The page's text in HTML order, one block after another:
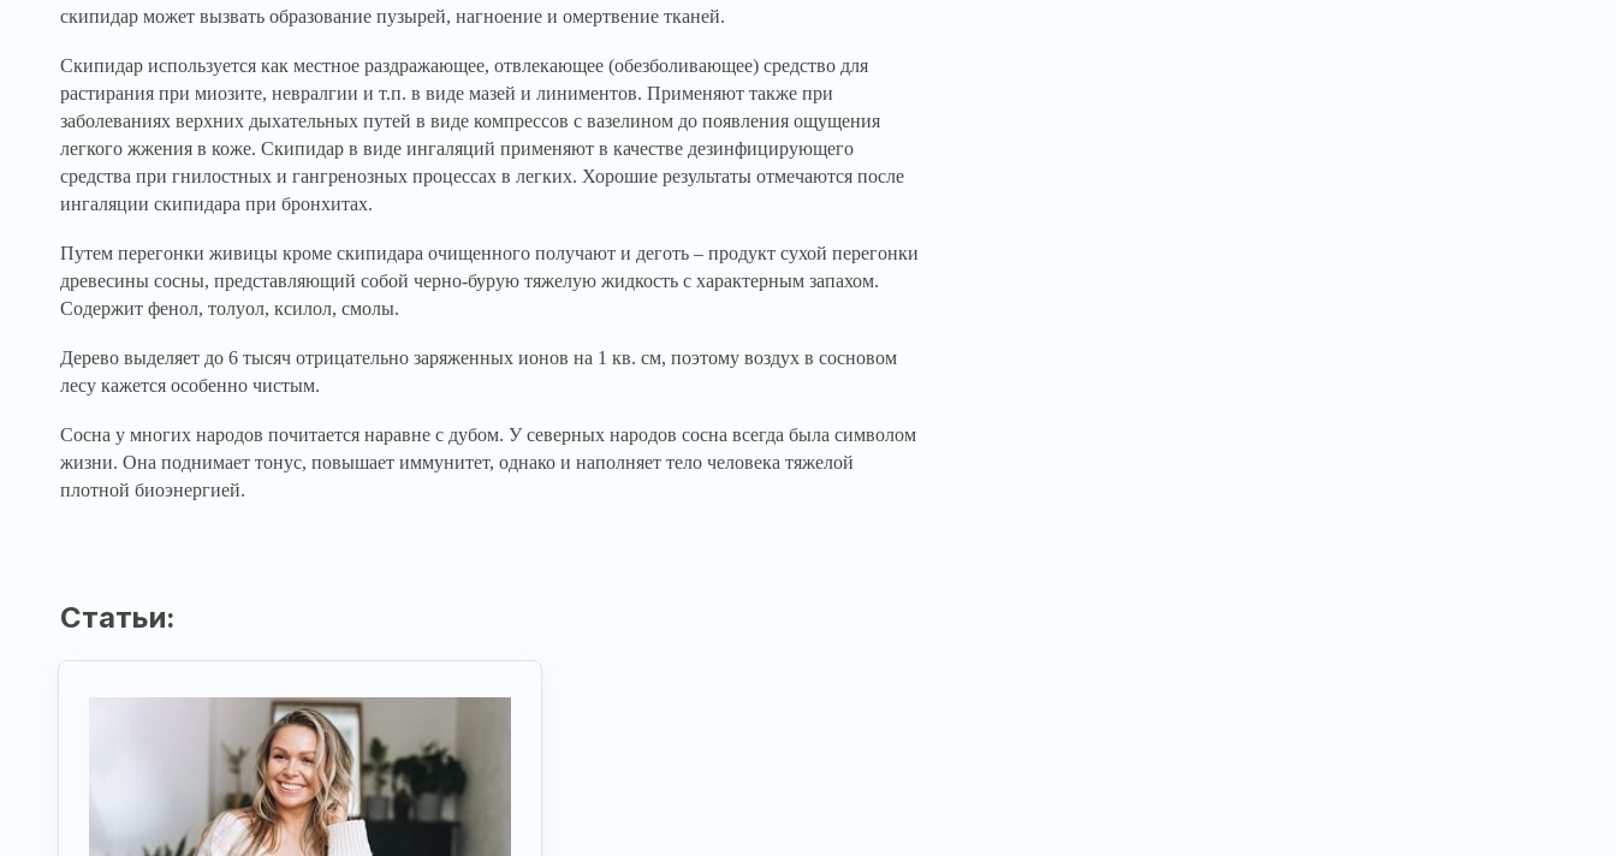
скипидар может вызвать образование пузырей, нагноение и омертвение тканей.
Скипидар используется как местное раздражающее, отвлекающее (обезболивающее) средство для
растирания при миозите, невралгии и т.п. в виде мазей и линиментов. Применяют также при
заболеваниях верхних дыхательных путей в виде компрессов с вазелином до появления ощущения
легкого жжения в коже. Скипидар в виде ингаляций применяют в качестве дезинфицирующего
средства при гнилостных и гангренозных процессах в легких. Хорошие результаты отмечаются после
ингаляции скипидара при бронхитах.
Путем перегонки живицы кроме скипидара очищенного получают и деготь – продукт сухой перегонки
древесины сосны, представляющий собой черно-бурую тяжелую жидкость с характерным запахом.
Содержит фенол, толуол, ксилол, смолы.
Дерево выделяет до 6 тысяч отрицательно заряженных ионов на 1 кв. см, поэтому воздух в сосновом
лесу кажется особенно чистым.
Сосна у многих народов почитается наравне с дубом. У северных народов сосна всегда была символом
жизни. Она поднимает тонус, повышает иммунитет, однако и наполняет тело человека тяжелой
плотной биоэнергией.
Статьи: